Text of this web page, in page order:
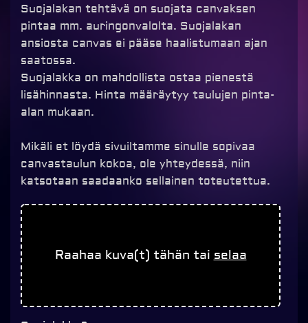
Suojalakan tehtävä on suojata canvaksen
pintaa mm. auringonvalolta. Suojalakan
ansiosta canvas ei pääse haalistumaan ajan
saatossa.
Suojalakka on mahdollista ostaa pienestä
lisähinnasta. Hinta määräytyy taulujen pinta-
alan mukaan.
Mikäli et löydä sivuiltamme sinulle sopivaa
canvastaulun kokoa, ole yhteydessä, niin
katsotaan saadaanko sellainen toteutettua.
Raahaa kuva(t) tähän tai selaa
Canvaskollaasi
3x
40x150cm
vaakakuvat
määrä